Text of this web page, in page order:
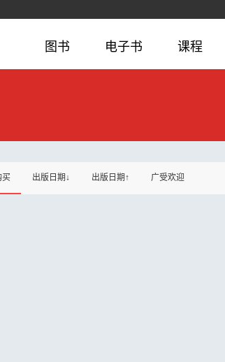
图书 电子书 课程
买 出版日期↓ 出版日期↑ 广受欢迎